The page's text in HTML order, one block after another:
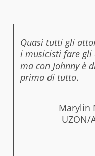
Quasi tutti gli
i musicisti fare gli
ma con Johnny è
prima di tutto.
Marylin
UZON/